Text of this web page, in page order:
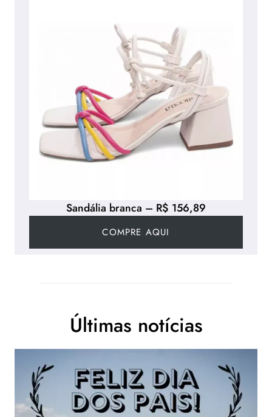
Sandália branca – R$ 156,89
COMPRE AQUI
Últimas notícias